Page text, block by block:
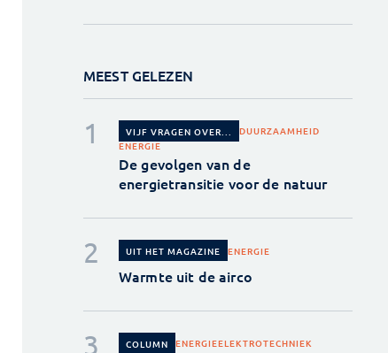
MEEST GELEZEN
VIJF VRAGEN OVER...
DUURZAAMHEID
ENERGIE
De gevolgen van de
energietransitie voor de natuur
UIT HET MAGAZINE ENERGIE
Warmte uit de airco
COLUMN ENERGIEELEKTROTECHNIEK